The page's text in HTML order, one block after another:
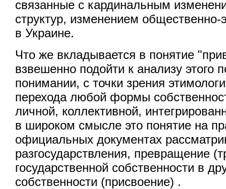
связанные с кардинальным
структур, изменением общественно-
в Украине.
Что же вкладывается в понятие
взвешенно подойти к анализу этого
понимании, с точки зрения
перехода любой формы
личной, коллективной,
в широком смысле это понятие на
официальных документах
разгосударствления, превращение
государственной собственности в
собственности (присвоение) .